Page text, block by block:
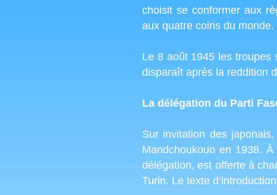
choisit se conformer aux
aux quatre coins du monde.
Le 8 août 1945 les troupes
disparaît après la reddition
La délégation du Parti
Sur invitation des
Mandchoukouo en 1938.
délégation, est offerte à
Turin. Le texte